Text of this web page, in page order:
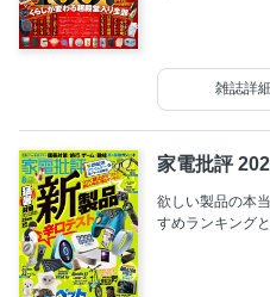
雑誌詳細
家電批評
欲しい製品の本
すめランキング
「家電批評」で
＆リポートを行